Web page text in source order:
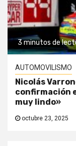
3 minutos de
AUTOMOVILISMO
Nicolás
confirmación
muy lindo»
octubre 23, 2025